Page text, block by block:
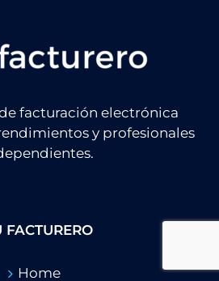
facturación electrónica
y profesionales
FACTURERO
Home